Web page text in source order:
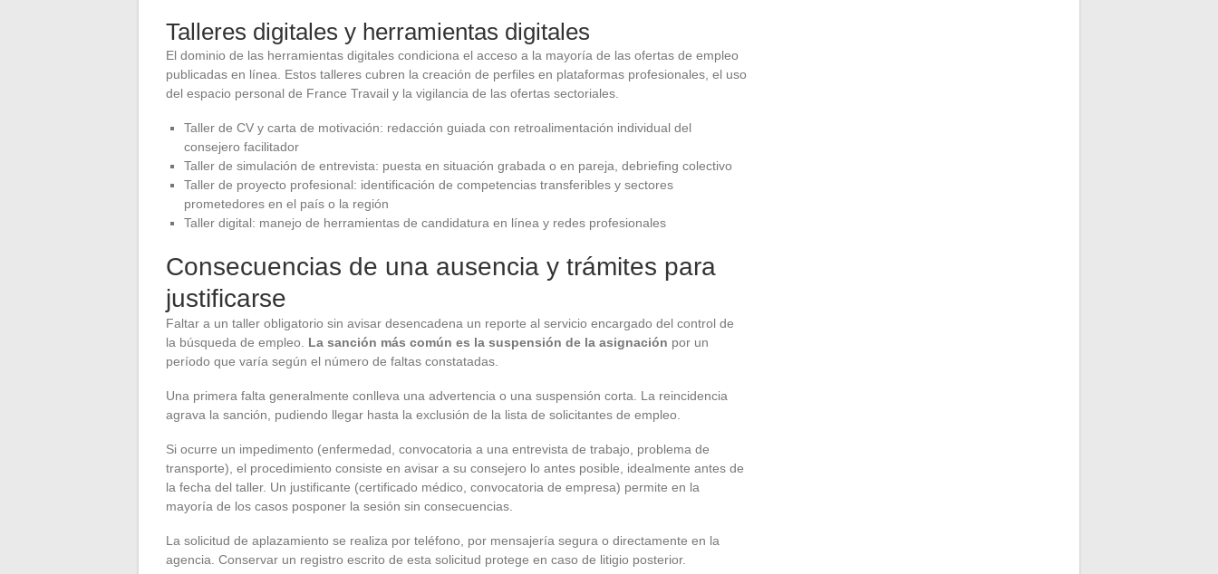
Talleres digitales y herramientas digitales
El dominio de las herramientas digitales condiciona el acceso a la mayoría de las ofertas de empleo
publicadas en línea. Estos talleres cubren la creación de perfiles en plataformas profesionales, el uso
del espacio personal de France Travail y la vigilancia de las ofertas sectoriales.
Taller de CV y carta de motivación: redacción guiada con retroalimentación individual del
consejero facilitador
Taller de simulación de entrevista: puesta en situación grabada o en pareja, debriefing colectivo
Taller de proyecto profesional: identificación de competencias transferibles y sectores
prometedores en el país o la región
Taller digital: manejo de herramientas de candidatura en línea y redes profesionales
Consecuencias de una ausencia y trámites para
justificarse
Faltar a un taller obligatorio sin avisar desencadena un reporte al servicio encargado del control de
la búsqueda de empleo. La sanción más común es la suspensión de la asignación por un
período que varía según el número de faltas constatadas.
Una primera falta generalmente conlleva una advertencia o una suspensión corta. La reincidencia
agrava la sanción, pudiendo llegar hasta la exclusión de la lista de solicitantes de empleo.
Si ocurre un impedimento (enfermedad, convocatoria a una entrevista de trabajo, problema de
transporte), el procedimiento consiste en avisar a su consejero lo antes posible, idealmente antes de
la fecha del taller. Un justificante (certificado médico, convocatoria de empresa) permite en la
mayoría de los casos posponer la sesión sin consecuencias.
La solicitud de aplazamiento se realiza por teléfono, por mensajería segura o directamente en la
agencia. Conservar un registro escrito de esta solicitud protege en caso de litigio posterior.